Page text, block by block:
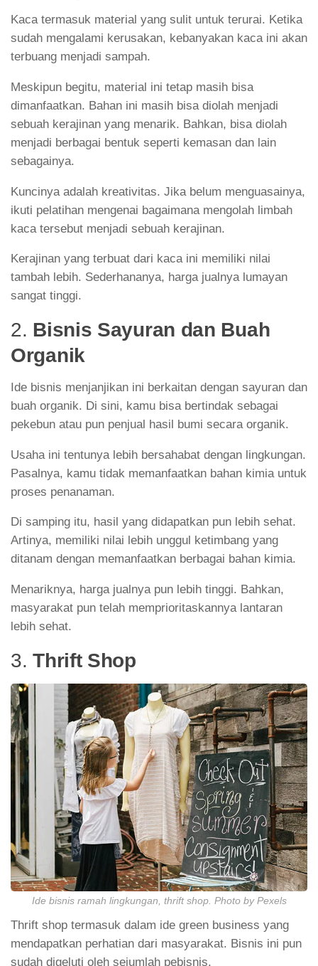
Kaca termasuk material yang sulit untuk terurai. Ketika
sudah mengalami kerusakan, kebanyakan kaca ini akan
terbuang menjadi sampah.
Meskipun begitu, material ini tetap masih bisa
dimanfaatkan. Bahan ini masih bisa diolah menjadi
sebuah kerajinan yang menarik. Bahkan, bisa diolah
menjadi berbagai bentuk seperti kemasan dan lain
sebagainya.
Kuncinya adalah kreativitas. Jika belum menguasainya,
ikuti pelatihan mengenai bagaimana mengolah limbah
kaca tersebut menjadi sebuah kerajinan.
Kerajinan yang terbuat dari kaca ini memiliki nilai
tambah lebih. Sederhananya, harga jualnya lumayan
sangat tinggi.
2. Bisnis Sayuran dan Buah
Organik
Ide bisnis menjanjikan ini berkaitan dengan sayuran dan
buah organik. Di sini, kamu bisa bertindak sebagai
pekebun atau pun penjual hasil bumi secara organik.
Usaha ini tentunya lebih bersahabat dengan lingkungan.
Pasalnya, kamu tidak memanfaatkan bahan kimia untuk
proses penanaman.
Di samping itu, hasil yang didapatkan pun lebih sehat.
Artinya, memiliki nilai lebih unggul ketimbang yang
ditanam dengan memanfaatkan berbagai bahan kimia.
Menariknya, harga jualnya pun lebih tinggi. Bahkan,
masyarakat pun telah memprioritaskannya lantaran
lebih sehat.
3.Thrift Shop
Ide bisnis ramah lingkungan, thrift shop. Photo by Pexels
Thrift shop termasuk dalam ide green business yang
mendapatkan perhatian dari masyarakat. Bisnis ini pun
sudah digeluti oleh sejumlah pebisnis.